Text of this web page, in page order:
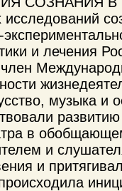
исследований
и лечения
музыка и
в
и
и